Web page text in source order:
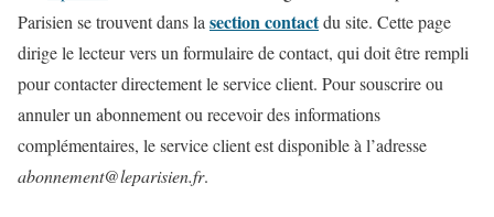
Parisien se trouvent dans la section contactdu site. Cette page
dirige le lecteur vers un formulaire de contact, qui doit être rempli
pour contacter directement le service client. Pour souscrire ou
annuler un abonnement ou recevoir des informations
complémentaires, le service client est disponible à l’adresse
abonnement@leparisien.fr.